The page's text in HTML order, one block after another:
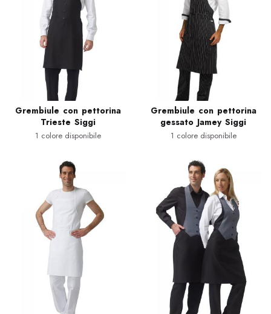
Grembiule con pettorina
Trieste Siggi
1 colore disponibile
Grembiule con pettorina
gessato Jamey Siggi
1 colore disponibile